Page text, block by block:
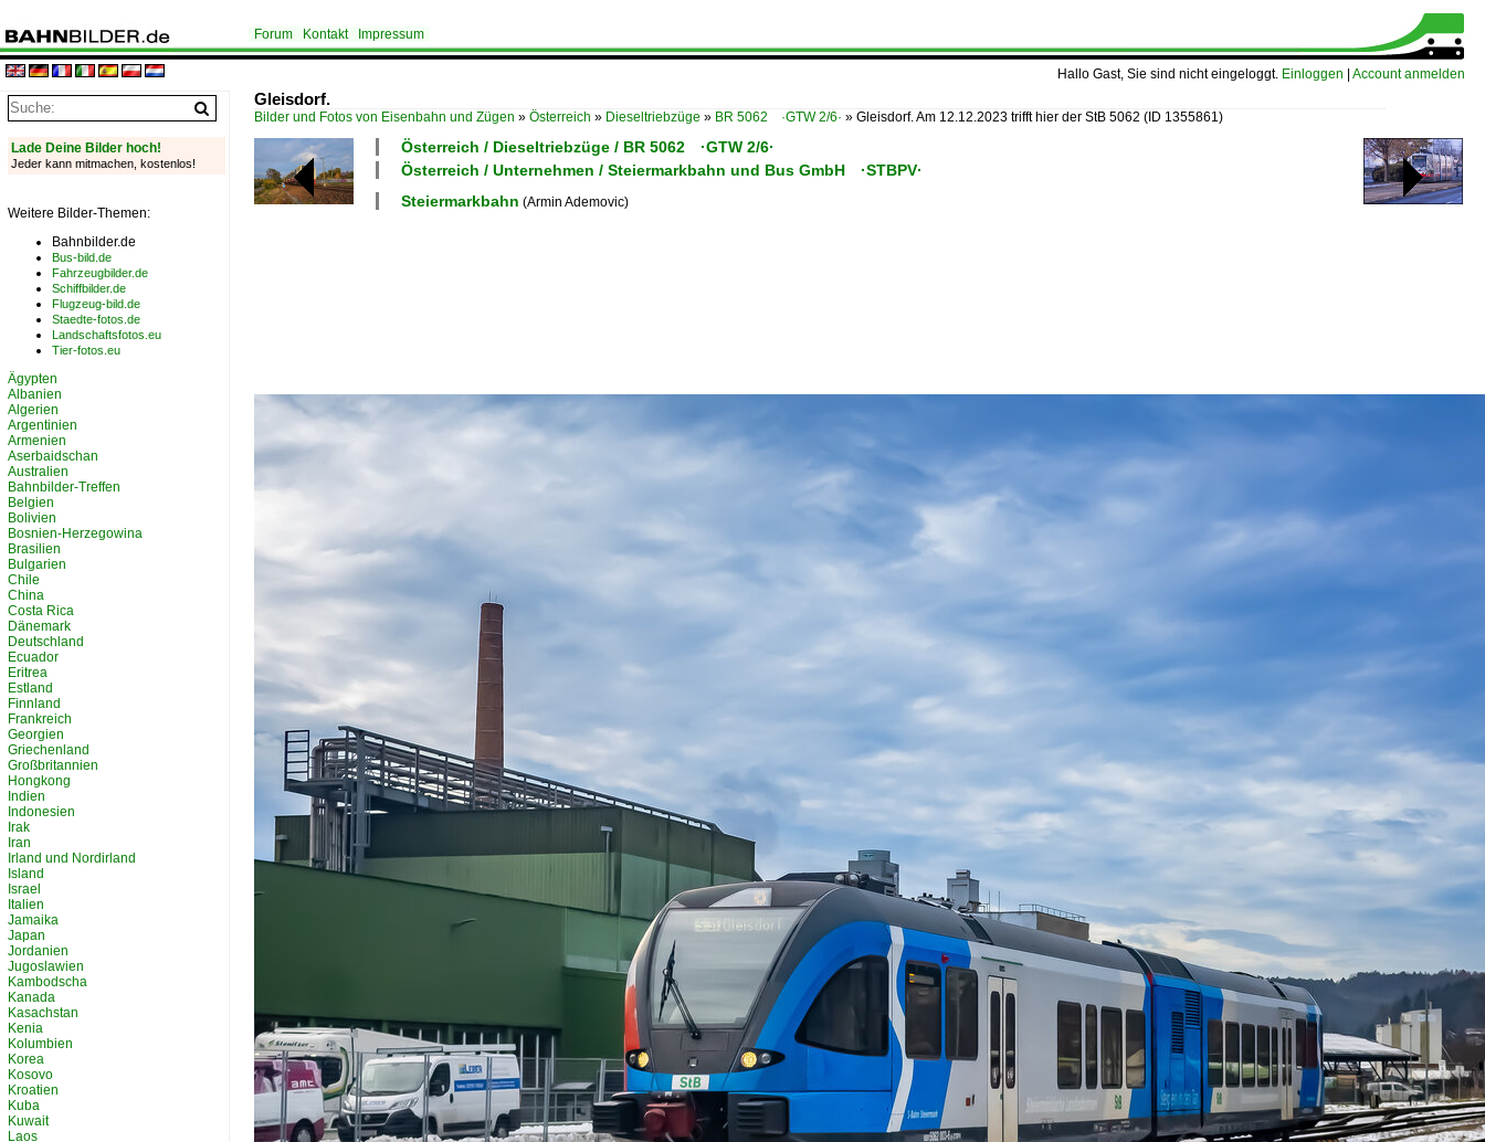
Hallo Gast, Sie sind nicht eingeloggt. Einloggen Account anmelden
Forum Kontakt Impressum
Gleisdorf.
Bilder und Fotos von Eisenbahn und Zügen » Österreich » Dieseltriebzüge » BR 5062 ·GTW 2/6· » Gleisdorf. Am 12.12.2023 trifft hier der StB 5062 (ID 1355861)
Österreich / Dieseltriebzüge / BR 5062 ·GTW 2/6·
Österreich / Unternehmen / Steiermarkbahn und Bus GmbH ·STBPV·
Steiermarkbahn (Armin Ademovic)
Lade Deine Bilder hoch!
Jeder kann mitmachen, kostenlos!
Weitere Bilder-Themen:
Bahnbilder.de
Bus-bild.de
Fahrzeugbilder.de
Schiffbilder.de
Flugzeug-bild.de
Staedte-fotos.de
Landschaftsfotos.eu
Tier-fotos.eu
Ägypten
Albanien
Algerien
Argentinien
Armenien
Aserbaidschan
Australien
Bahnbilder-Treffen
Belgien
Bolivien
Bosnien-Herzegowina
Brasilien
Bulgarien
Chile
China
Costa Rica
Dänemark
Deutschland
Ecuador
Eritrea
Estland
Finnland
Frankreich
Georgien
Griechenland
Großbritannien
Hongkong
Indien
Indonesien
Irak
Iran
Irland und Nordirland
Island
Israel
Italien
Jamaika
Japan
Jordanien
Jugoslawien
Kambodscha
Kanada
Kasachstan
Kenia
Kolumbien
Korea
Kosovo
Kroatien
Kuba
Kuwait
Laos